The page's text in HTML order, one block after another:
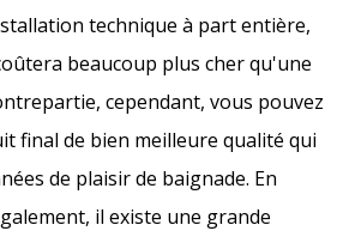
technique à part entière,
beaucoup plus cher qu'une
cependant, vous pouvez
final de bien meilleure qualité qui
de plaisir de baignade. En
il existe une grande